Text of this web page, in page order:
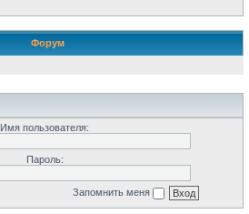
Форум
Имя пользователя:
Пароль:
Запомнить меня